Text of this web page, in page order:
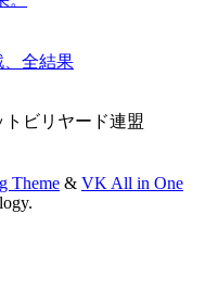
、全結果
ビリヤード連盟
Theme & VK All in One